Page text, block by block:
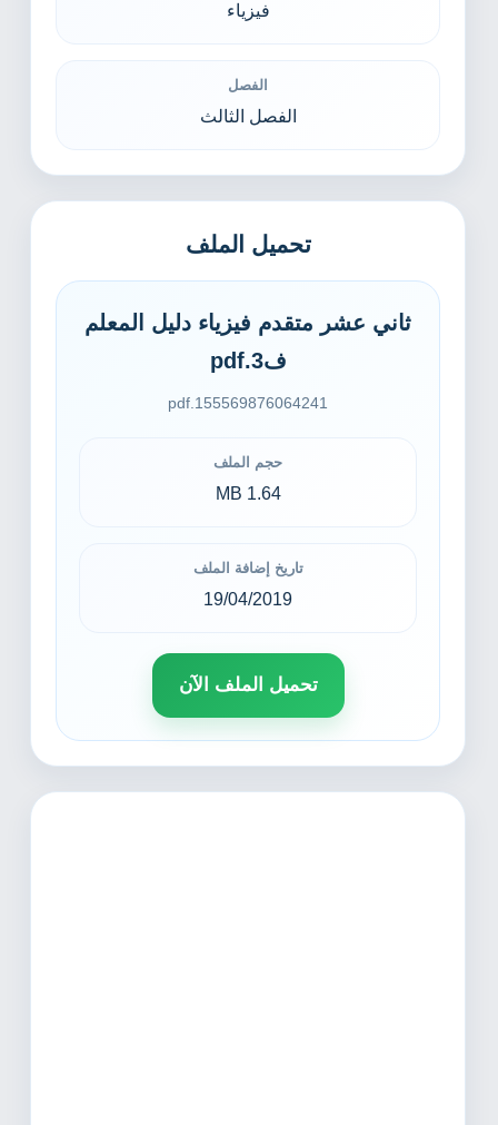
فيزياء
الفصل
الفصل الثالث
تحميل الملف
ثاني عشر متقدم فيزياء دليل المعلم
ف3.pdf
155569876064241.pdf
حجم الملف
1.64 MB
تاريخ إضافة الملف
19/04/2019
تحميل الملف الآن